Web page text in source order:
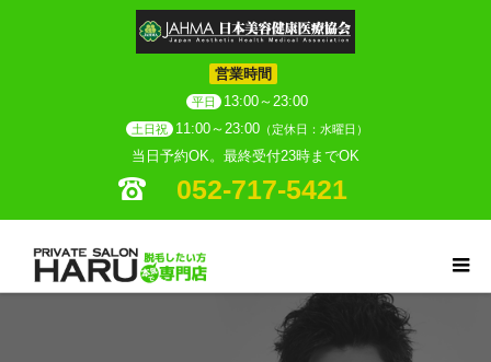
営業時間
平日 13:00～23:00
土日祝 11:00～23:00 （定休日：水曜日）
当日予約OK。最終受付23時までOK
052-717-5421